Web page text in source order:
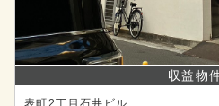
収益物
表町2丁目石井ビル